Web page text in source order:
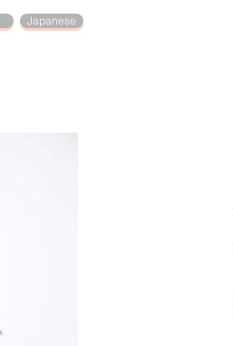
Japanese